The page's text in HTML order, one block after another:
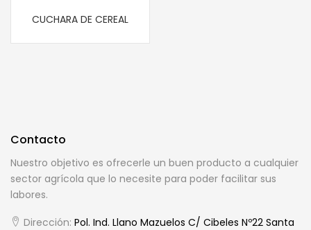
CUCHARA DE CEREAL
Contacto
Nuestro objetivo es ofrecerle un buen producto a cualquier
sector agrícola que lo necesite para poder facilitar sus
labores.
Dirección: Pol. Ind. Llano Mazuelos C/ Cibeles Nº22 Santa